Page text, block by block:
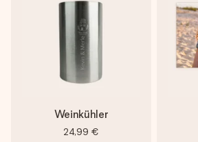
Weinkühler
24,99 €